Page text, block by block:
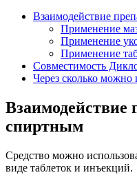
Взаимодействие
Применение
Применение
Применение
Совместимость
Через сколько можно
Взаимодействие
спиртным
Средство можно
виде таблеток и инъекций.